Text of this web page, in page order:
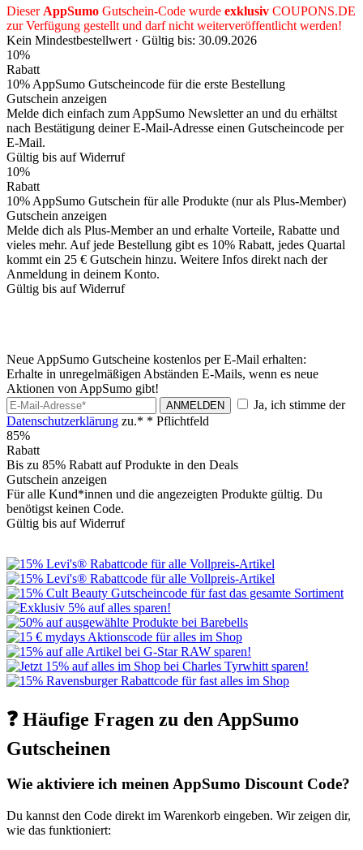
Dieser AppSumo Gutschein-Code wurde exklusiv COUPONS.DE
zur Verfügung gestellt und darf nicht weiterveröffentlicht werden!
Kein Mindestbestellwert · Gültig bis: 30.09.2026
10%
Rabatt
10% AppSumo Gutscheincode für die erste Bestellung
Gutschein anzeigen
Melde dich einfach zum AppSumo Newsletter an und du erhältst
nach Bestätigung deiner E-Mail-Adresse einen Gutscheincode per
E-Mail.
Gültig bis auf Widerruf
10%
Rabatt
10% AppSumo Gutschein für alle Produkte (nur als Plus-Member)
Gutschein anzeigen
Melde dich als Plus-Member an und erhalte Vorteile, Rabatte und
vieles mehr. Auf jede Bestellung gibt es 10% Rabatt, jedes Quartal
kommt ein 25 € Gutschein hinzu. Weitere Infos direkt nach der
Anmeldung in deinem Konto.
Gültig bis auf Widerruf
Neue AppSumo Gutscheine kostenlos per E-Mail erhalten:
Erhalte in unregelmäßigen Abständen E-Mails, wenn es neue
Aktionen von AppSumo gibt!
ANMELDEN
Ja, ich stimme der
Datenschutzerklärung zu.* * Pflichtfeld
85%
Rabatt
Bis zu 85% Rabatt auf Produkte in den Deals
Gutschein anzeigen
Für alle Kund*innen und die angezeigten Produkte gültig. Du
benötigst keinen Code.
Gültig bis auf Widerruf
❓ Häufige Fragen zu den AppSumo
Gutscheinen
Wie aktiviere ich meinen AppSumo Discount Code?
Du kannst den Code direkt im Warenkorb eingeben. Wir zeigen dir,
wie das funktioniert: